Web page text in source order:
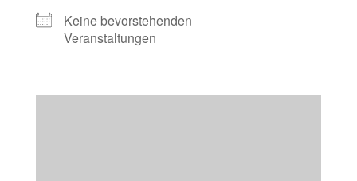
Keine bevorstehenden
Veranstaltungen